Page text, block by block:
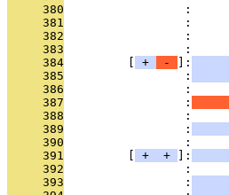
     380
:
     381
:
     382
:
     383
:
     384
+ - ]:
     385
                 :
     386
:
     387
                 :
     388
:
     389
                 :
     390
:
     391
+ + ]:
     392
:
     393
                 :